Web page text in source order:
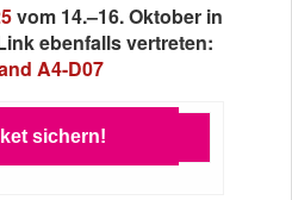
vom 14.–16. Oktober in
ebenfalls vertreten:
A4-D07
sichern!